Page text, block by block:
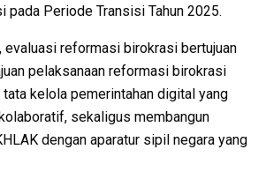
pada Periode Transisi Tahun 2025.
evaluasi reformasi birokrasi bertujuan
pelaksanaan reformasi birokrasi
kelola pemerintahan digital yang
sekaligus membangun
dengan aparatur sipil negara yang